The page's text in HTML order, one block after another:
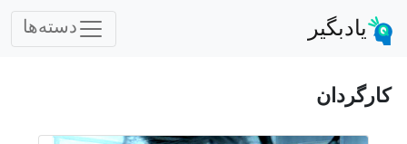
یادبگیر دسته‌ها
کارگردان